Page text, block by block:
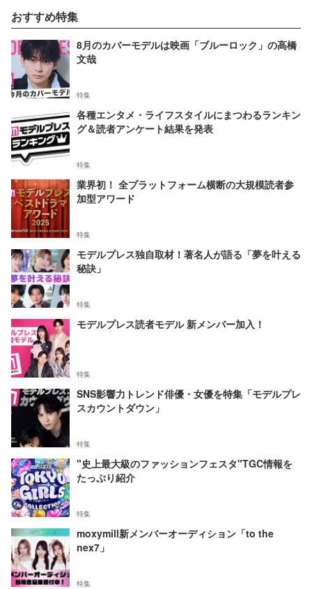
おすすめ特集
8月のカバーモデルは映画「ブルーロック」の高橋
文哉
特集
各種エンタメ・ライフスタイルにまつわるランキン
グ＆読者アンケート結果を発表
特集
業界初！ 全プラットフォーム横断の大規模読者参
加型アワード
特集
モデルプレス独自取材！著名人が語る「夢を叶える
秘訣」
特集
モデルプレス読者モデル 新メンバー加入！
特集
SNS影響力トレンド俳優・女優を特集「モデルプレ
スカウントダウン」
特集
"史上最大級のファッションフェスタ"TGC情報を
たっぷり紹介
特集
moxymill新メンバーオーディション「to the
nex7」
特集